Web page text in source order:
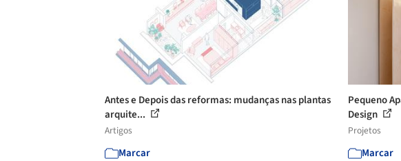
Antes e Depois das reformas: mudanças nas plantas
arquite...
Artigos
Marcar
Pequeno
Design
Projetos
Marcar